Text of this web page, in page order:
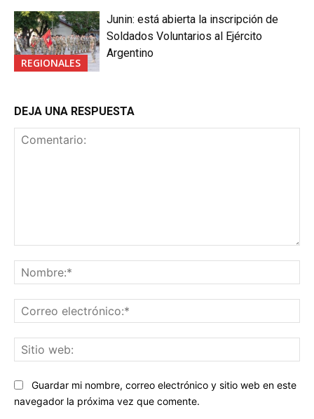
REGIONALES
Junin: está abierta la inscripción de
Soldados Voluntarios al Ejército
Argentino
DEJA UNA RESPUESTA
Guardar mi nombre, correo electrónico y sitio web en este
navegador la próxima vez que comente.